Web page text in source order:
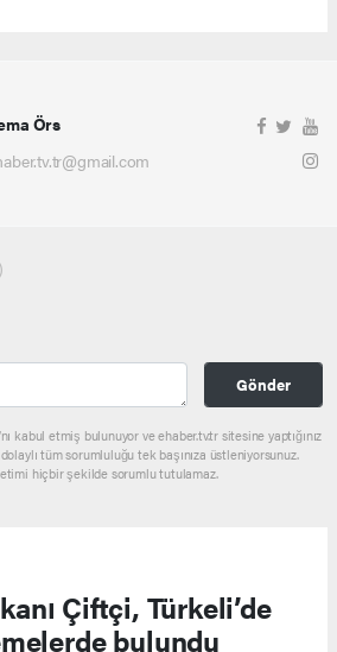
Örs
Gönder
kabul etmiş bulunuyor ve ehaber.tv.tr sitesine yaptığınız
tüm sorumluluğu tek başınıza üstleniyorsunuz.
hiçbir şekilde sorumlu tutulamaz.
Çiftçi, Türkeli’de
bulundu